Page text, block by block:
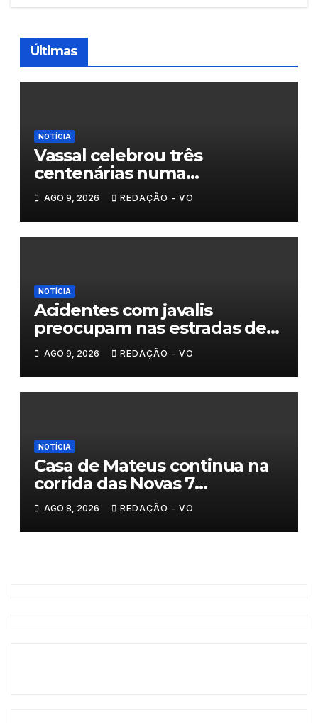
Últimas
NOTÍCIA
Vassal celebrou três
centenárias numa
homenagem a um século de
histórias
AGO 9, 2026 REDAÇÃO - VO
NOTÍCIA
Acidentes com javalis
preocupam nas estradas de
Trás-os-Montes
AGO 9, 2026 REDAÇÃO - VO
NOTÍCIA
Casa de Mateus continua na
corrida das Novas 7
Maravilhas de Portugal
AGO 8, 2026 REDAÇÃO - VO